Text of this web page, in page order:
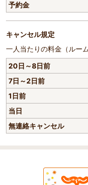
予約金
キャンセル規定
一人当たりの料金（ルー
20日～8日前
7日～2日前
1日前
当日
無連絡キャンセル